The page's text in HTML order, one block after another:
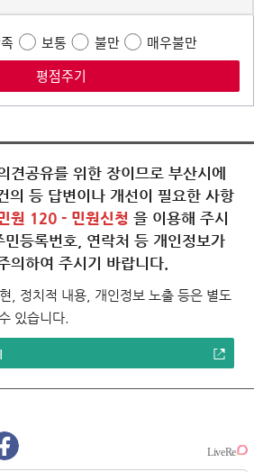
보통 불만 매우불만
견공유를 위한 장이므로 부산시에
의 등 답변이나 개선이 필요한 사항
원 120 - 민원신청 을 이용해 주시
등록번호, 연락처 등 개인정보가
의하여 주시기 바랍니다.
, 정치적 내용, 개인정보 노출 등은 별도
있습니다.